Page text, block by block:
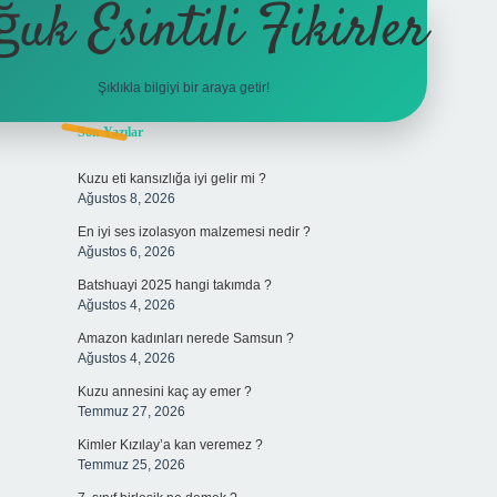
Esintili Fikirler
Şıklıkla bilgiyi bir araya getir!
Sidebar
Son Yazılar
Kuzu eti kansızlığa iyi gelir mi ?
Ağustos 8, 2026
En iyi ses izolasyon malzemesi nedir ?
Ağustos 6, 2026
Batshuayi 2025 hangi takımda ?
Ağustos 4, 2026
Amazon kadınları nerede Samsun ?
Ağustos 4, 2026
Kuzu annesini kaç ay emer ?
Temmuz 27, 2026
Kimler Kızılay’a kan veremez ?
Temmuz 25, 2026